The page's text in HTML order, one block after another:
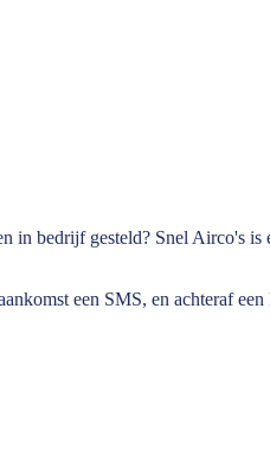
in bedrijf gesteld? Snel Airco's
een SMS, en achteraf een